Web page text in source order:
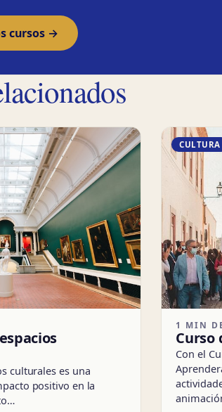
cursos →
culturales es una
positivo en la
CULTURA
1 MIN
Curso
Con el